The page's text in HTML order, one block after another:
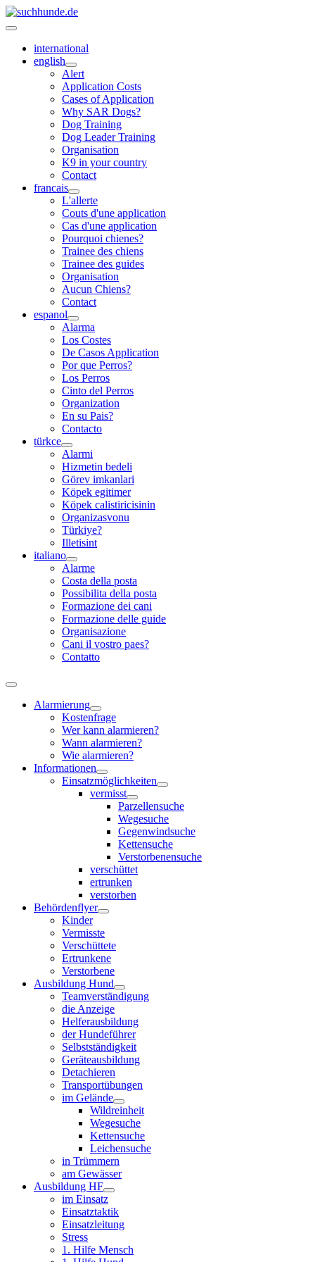
international
english
Alert
Application Costs
Cases of Application
Why SAR Dogs?
Dog Training
Dog Leader Training
Organisation
K9 in your country
Contact
francais
L'allerte
Couts d'une application
Cas d'une application
Pourquoi chienes?
Trainee des chiens
Trainee des guides
Organisation
Aucun Chiens?
Contact
espanol
Alarma
Los Costes
De Casos Application
Por que Perros?
Los Perros
Cinto del Perros
Organization
En su Pais?
Contacto
türkce
Alarmi
Hizmetin bedeli
Görev imkanlari
Köpek egitimer
Köpek calistiricisinin
Organizasvonu
Türkiye?
Illetisint
italiano
Alarme
Costa della posta
Possibilita della posta
Formazione dei cani
Formazione delle guide
Organisazione
Cani il vostro paes?
Contatto
Alarmierung
Kostenfrage
Wer kann alarmieren?
Wann alarmieren?
Wie alarmieren?
Informationen
Einsatzmöglichkeiten
vermisst
Parzellensuche
Wegesuche
Gegenwindsuche
Kettensuche
Verstorbenensuche
verschüttet
ertrunken
verstorben
Behördenflyer
Kinder
Vermisste
Verschüttete
Ertrunkene
Verstorbene
Ausbildung Hund
Teamverständigung
die Anzeige
Helferausbildung
der Hundeführer
Selbstständigkeit
Geräteausbildung
Detachieren
Transportübungen
im Gelände
Wildreinheit
Wegesuche
Kettensuche
Leichensuche
in Trümmern
am Gewässer
Ausbildung HF
im Einsatz
Einsatztaktik
Einsatzleitung
Stress
1. Hilfe Mensch